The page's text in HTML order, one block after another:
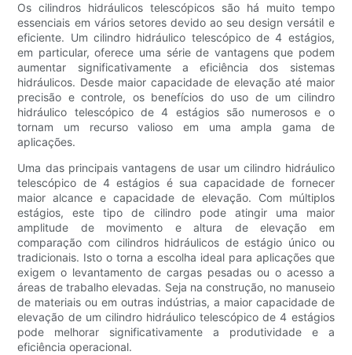
Os cilindros hidráulicos telescópicos são há muito tempo
essenciais em vários setores devido ao seu design versátil e
eficiente. Um cilindro hidráulico telescópico de 4 estágios,
em particular, oferece uma série de vantagens que podem
aumentar significativamente a eficiência dos sistemas
hidráulicos. Desde maior capacidade de elevação até maior
precisão e controle, os benefícios do uso de um cilindro
hidráulico telescópico de 4 estágios são numerosos e o
tornam um recurso valioso em uma ampla gama de
aplicações.
Uma das principais vantagens de usar um cilindro hidráulico
telescópico de 4 estágios é sua capacidade de fornecer
maior alcance e capacidade de elevação. Com múltiplos
estágios, este tipo de cilindro pode atingir uma maior
amplitude de movimento e altura de elevação em
comparação com cilindros hidráulicos de estágio único ou
tradicionais. Isto o torna a escolha ideal para aplicações que
exigem o levantamento de cargas pesadas ou o acesso a
áreas de trabalho elevadas. Seja na construção, no manuseio
de materiais ou em outras indústrias, a maior capacidade de
elevação de um cilindro hidráulico telescópico de 4 estágios
pode melhorar significativamente a produtividade e a
eficiência operacional.